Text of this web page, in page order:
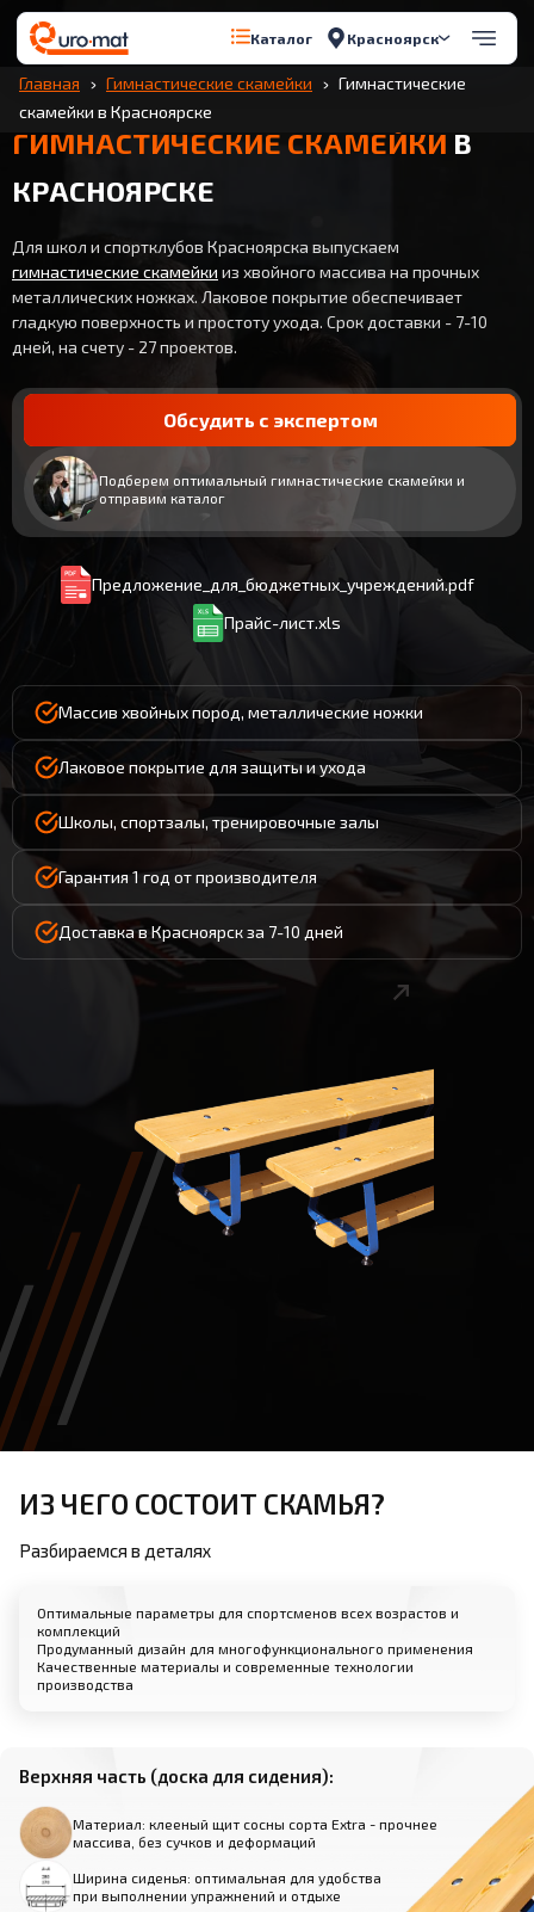
Каталог Красноярск
Главная Гимнастические скамейки
Гимнастические
скамейки в Красноярске
ГИМНАСТИЧЕСКИЕ СКАМЕЙКИ В
КРАСНОЯРСКЕ
Для школ и спортклубов Красноярска выпускаем
гимнастические скамейки из хвойного массива на прочных
металлических ножках. Лаковое покрытие обеспечивает
гладкую поверхность и простоту ухода. Срок доставки - 7-10
дней, на счету - 27 проектов.
Обсудить с экспертом
Подберем оптимальный гимнастические скамейки и
отправим каталог
Предложение_для_бюджетных_учреждений.pdf
Прайс-лист.xls
Массив хвойных пород, металлические ножки
Лаковое покрытие для защиты и ухода
Школы, спортзалы, тренировочные залы
Гарантия 1 год от производителя
Доставка в Красноярск за 7-10 дней
ИЗ ЧЕГО СОСТОИТ СКАМЬЯ?
Разбираемся в деталях
Оптимальные параметры для спортсменов всех возрастов и
комплекций
Продуманный дизайн для многофункционального применения
Качественные материалы и современные технологии
производства
Верхняя часть (доска для сидения):
Материал: клееный щит сосны сорта Extra - прочнее
массива, без сучков и деформаций
Ширина сиденья: оптимальная для удобства
при выполнении упражнений и отдыхе